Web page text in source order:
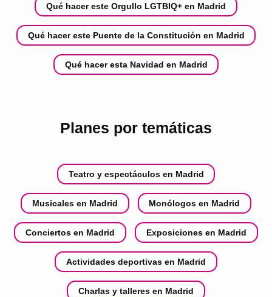
Qué hacer este Orgullo LGTBIQ+ en Madrid
Qué hacer este Puente de la Constitución en Madrid
Qué hacer esta Navidad en Madrid
Planes por temáticas
Teatro y espectáculos en Madrid
Musicales en Madrid Monólogos en Madrid
Conciertos en Madrid Exposiciones en Madrid
Actividades deportivas en Madrid
Charlas y talleres en Madrid